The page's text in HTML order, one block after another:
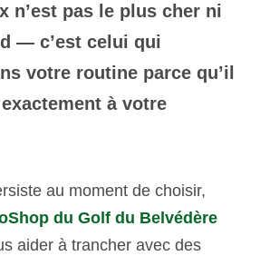
n’est pas le plus cher ni
— c’est celui qui
votre routine parce qu’il
à votre
au moment de choisir,
du Golf du Belvédère
aider à trancher avec des